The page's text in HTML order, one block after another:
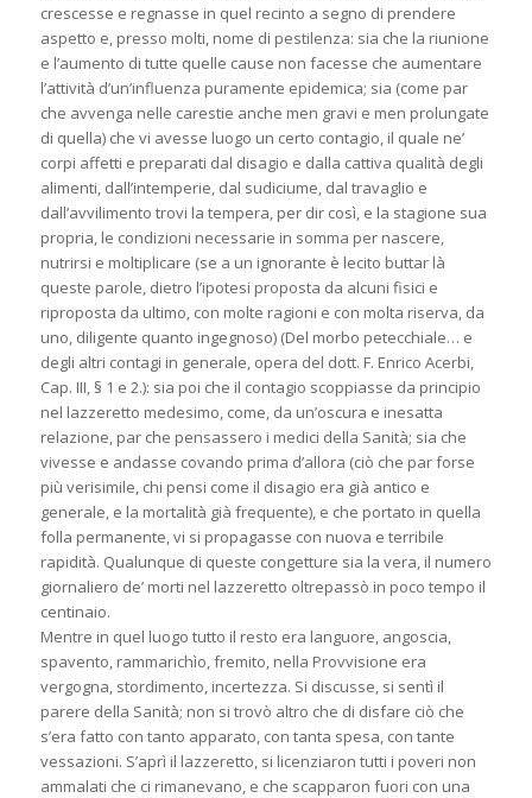
crescesse e regnasse in quel recinto a segno di prendere
aspetto e, presso molti, nome di pestilenza: sia che la riunione
e l’aumento di tutte quelle cause non facesse che aumentare
l’attività d’un’influenza puramente epidemica; sia (come par
che avvenga nelle carestie anche men gravi e men prolungate
di quella) che vi avesse luogo un certo contagio, il quale ne’
corpi affetti e preparati dal disagio e dalla cattiva qualità degli
alimenti, dall’intemperie, dal sudiciume, dal travaglio e
dall’avvilimento trovi la tempera, per dir così, e la stagione sua
propria, le condizioni necessarie in somma per nascere,
nutrirsi e moltiplicare (se a un ignorante è lecito buttar là
queste parole, dietro l’ipotesi proposta da alcuni fisici e
riproposta da ultimo, con molte ragioni e con molta riserva, da
uno, diligente quanto ingegnoso) (Del morbo petecchiale… e
degli altri contagi in generale, opera del dott. F. Enrico Acerbi,
Cap. III, § 1 e 2.): sia poi che il contagio scoppiasse da principio
nel lazzeretto medesimo, come, da un’oscura e inesatta
relazione, par che pensassero i medici della Sanità; sia che
vivesse e andasse covando prima d’allora (ciò che par forse
più verisimile, chi pensi come il disagio era già antico e
generale, e la mortalità già frequente), e che portato in quella
folla permanente, vi si propagasse con nuova e terribile
rapidità. Qualunque di queste congetture sia la vera, il numero
giornaliero de’ morti nel lazzeretto oltrepassò in poco tempo il
centinaio.
Mentre in quel luogo tutto il resto era languore, angoscia,
spavento, rammarichìo, fremito, nella Provvisione era
vergogna, stordimento, incertezza. Si discusse, si sentì il
parere della Sanità; non si trovò altro che di disfare ciò che
s’era fatto con tanto apparato, con tanta spesa, con tante
vessazioni. S’aprì il lazzeretto, si licenziaron tutti i poveri non
ammalati che ci rimanevano, e che scapparon fuori con una